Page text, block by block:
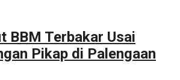
BBM Terbakar Usai
Pikap di Palengaan